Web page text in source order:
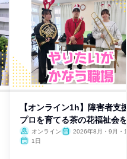
【オンライン1h】障害者支
プロを育てる茶の花福祉会
介
オンライン
2026年8月・9月・
1日